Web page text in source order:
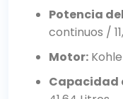
Potencia
continuos /
Motor:
Capacidad